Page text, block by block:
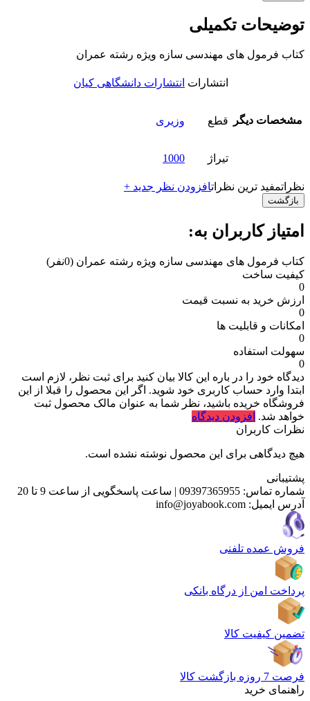
توضیحات تکمیلی
کتاب فرمول های مهندسی سازه ویژه رشته عمران
مشخصات دیگر
انتشارات انتشارات دانشگاهی کیان
قطع وزیری
تیراژ 1000
نظراتمفید ترین نظراتافزودن نظر جدید +
بازگشت
امتیاز کاربران به:
کتاب فرمول های مهندسی سازه ویژه رشته عمران (0نفر)
کیفیت ساخت
0
ارزش خرید به نسبت قیمت
0
امکانات و قابلیت ها
0
سهولت استفاده
0
دیدگاه خود را در باره این کالا بیان کنید برای ثبت نظر، لازم است
ابتدا وارد حساب کاربری خود شوید. اگر این محصول را قبلا از این
فروشگاه خریده باشید، نظر شما به عنوان مالک محصول ثبت
خواهد شد. افزودن دیدگاه
نظرات کاربران
هیچ دیدگاهی برای این محصول نوشته نشده است.
پشتیبانی
شماره تماس: 09397365955
| ساعت پاسخگویی از ساعت 9 تا 20
آدرس ایمیل: info@joyabook.com
فروش عمده تلفنی
پرداخت امن از درگاه بانکی
تضمین کیفیت کالا
فرصت 7 روزه بازگشت کالا
راهنمای خرید